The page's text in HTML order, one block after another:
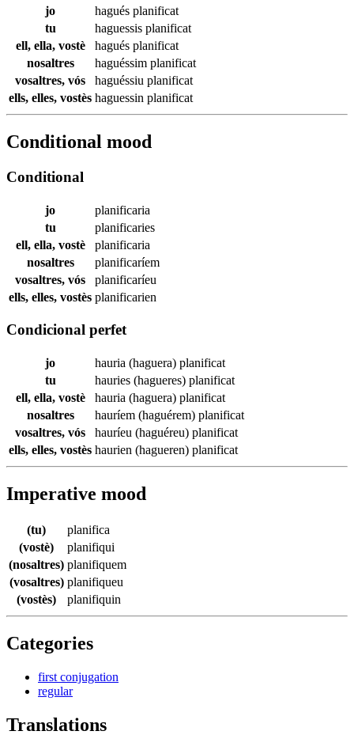
jo hagués planificat
tu
haguessis planificat
ell, ella, vostè
hagués planificat
nosaltres
haguéssim planificat
vosaltres, vós
haguéssiu planificat
ells, elles, vostès haguessin planificat
Conditional mood
Conditional
jo
planificaria
tu
planificaries
ell, ella, vostè
planificaria
nosaltres
planificaríem
vosaltres, vós
planificaríeu
ells, elles, vostès planificarien
Condicional perfet
jo hauria (haguera) planificat
tu
hauries (hagueres) planificat
ell, ella, vostè
hauria (haguera) planificat
nosaltres
hauríem (haguérem) planificat
vosaltres, vós
hauríeu (haguéreu) planificat
ells, elles, vostès haurien (hagueren) planificat
Imperative mood
(tu)
planifica
(vostè)
planifiqui
(nosaltres) planifiquem
(vosaltres) planifiqueu
(vostès)
planifiquin
Categories
first conjugation
regular
Translations